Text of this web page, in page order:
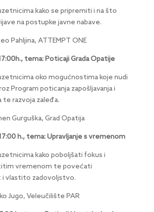
kako se pripremiti i na što
na postupke javne nabave.
Pahljina, ATTEMPT ONE
tema: Poticaji Grada Opatije
oko mogućnostima koje nudi
Program poticanja zapošljavanja i
razvoja zaleđa.
Gurguška, Grad Opatija
h., tema: Upravljanje s vremenom
kako poboljšati fokus i
vremenom te povećati
vlastito zadovoljstvo.
Jugo, Veleučilište PAR